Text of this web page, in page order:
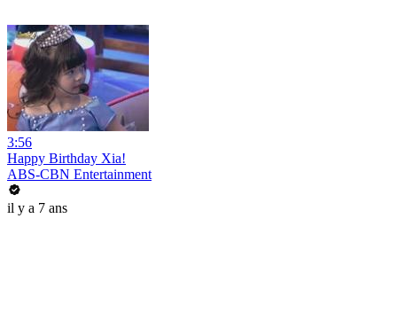
3:56
Happy Birthday Xia!
ABS-CBN Entertainment
il y a 7 ans